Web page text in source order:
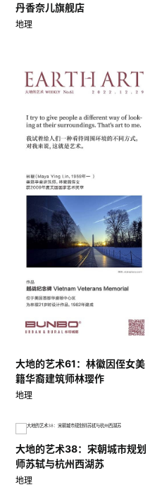
丹香奈儿旗舰店
地理
大地的艺术61：林徽因侄女美
籍华裔建筑师林璎作
地理
大地的艺术38：宋朝城市规划
师苏轼与杭州西湖苏
地理